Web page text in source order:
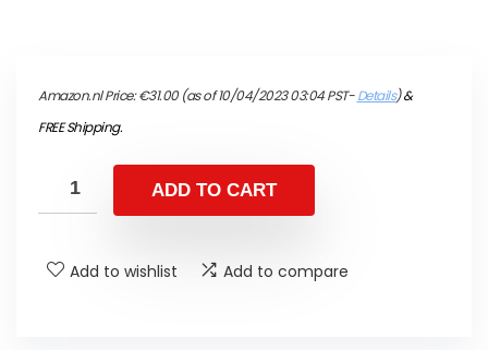
Amazon.nl Price:€31.00(as of 10/04/2023 03:04 PST-Details)&
FREE Shipping.
ADD TO CART
Add to wishlist Add to compare